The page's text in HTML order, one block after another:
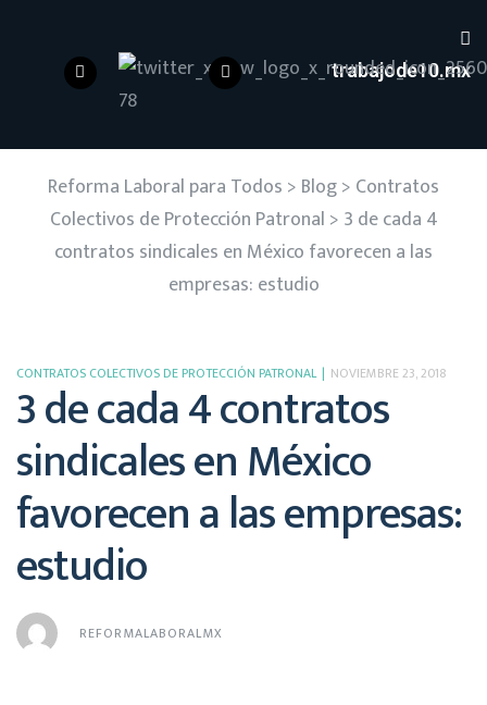
trabajode10.mx
Reforma Laboral para Todos > Blog> Contratos
Colectivos de Protección Patronal > 3 de cada 4
contratos sindicales en México favorecen a las
empresas: estudio
CONTRATOS COLECTIVOS DE PROTECCIÓN PATRONAL NOVIEMBRE 23, 2018
3 de cada 4 contratos
sindicales en México
favorecen a las empresas:
estudio
REFORMALABORALMX